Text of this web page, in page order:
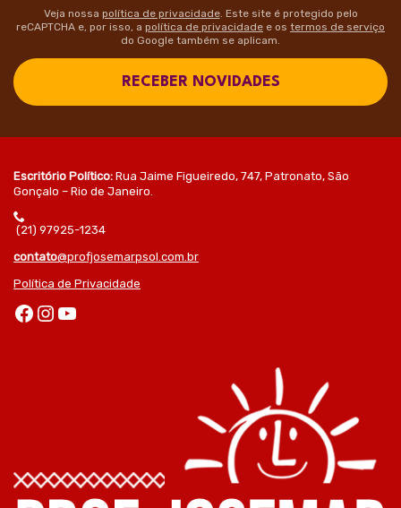
Veja nossa política de privacidade. Este site é protegido pelo
reCAPTCHA e, por isso, a política de privacidade e os termos de serviço
do Google também se aplicam.
RECEBER NOVIDADES
Escritório Político: Rua Jaime Figueiredo, 747, Patronato, São
Gonçalo – Rio de Janeiro.
(21) 97925-1234
contato@profjosemarpsol.com.br
Política de Privacidade
Facebook Instagram Youtube